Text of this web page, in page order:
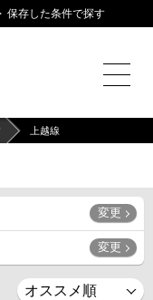
保存した条件で探す
上越線
変更
変更